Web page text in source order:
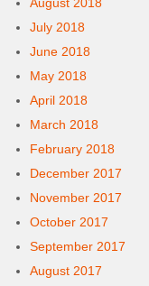
July 2018
June 2018
May 2018
April 2018
March 2018
February 2018
December 2017
November 2017
October 2017
September 2017
August 2017